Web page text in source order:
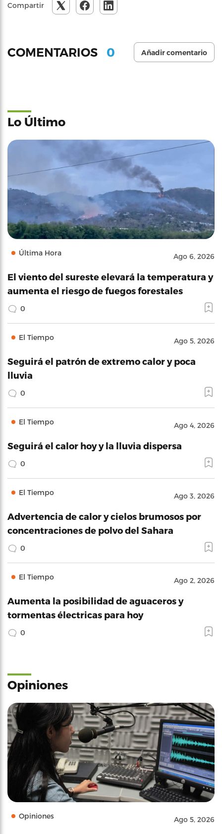
Compartir
COMENTARIOS 0 Añadir comentario
Lo Último
Última Hora Ago 6, 2026
El viento del sureste elevará la temperatura y
aumenta el riesgo de fuegos forestales
0
El Tiempo Ago 5, 2026
Seguirá el patrón de extremo calor y poca
lluvia
0
El Tiempo Ago 4, 2026
Seguirá el calor hoy y la lluvia dispersa
0
El Tiempo Ago 3, 2026
Advertencia de calor y cielos brumosos por
concentraciones de polvo del Sahara
0
El Tiempo Ago 2, 2026
Aumenta la posibilidad de aguaceros y
tormentas électricas para hoy
0
Opiniones
Opiniones Ago 5, 2026